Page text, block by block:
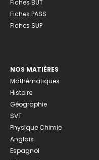
Fiches BUT
Fiches PASS
Fiches SUP
NOS MATIÈRES
Mathématiques
Histoire
Géographie
SVT
Physique Chimie
Anglais
Espagnol